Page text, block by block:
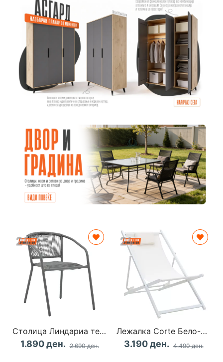
Столица Линдариа темно сива 54x63x74cm
1.890 ден. 2.690 ден.
Лежалка Corte Бело-беж
3.190 ден. 4.490 ден.